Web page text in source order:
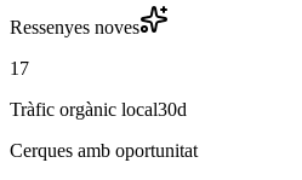
Ressenyes noves
17
Tràfic orgànic local30d
Cerques amb oportunitat